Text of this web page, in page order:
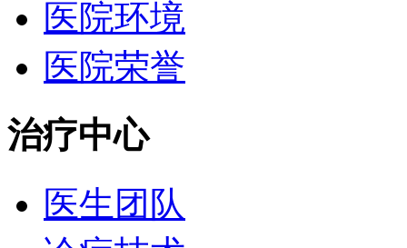
医院环境
医院荣誉
治疗中心
医生团队